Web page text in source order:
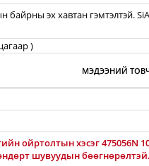
байрны эх хавтан гэмтэлтэй.
)
МЭДЭЭНИЙ
ойртолтын хэсэг 475056N
шувуудын